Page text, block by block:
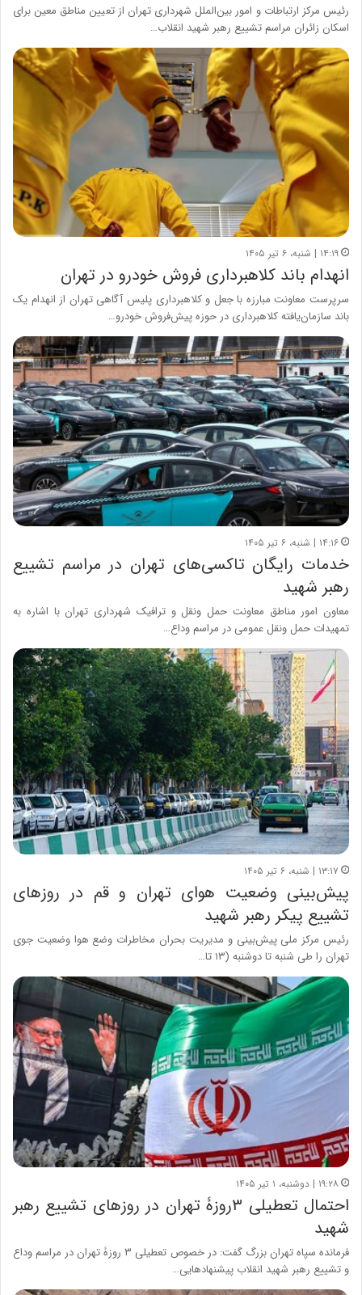
رئیس مرکز ارتباطات و امور بین‌الملل شهرداری تهران از تعیین مناطق معین برای
اسکان زائران مراسم تشییع رهبر شهید انقلاب…
۱۴:۱۹ | شنبه، ۶ تیر ۱۴۰۵
انهدام باند کلاهبرداری فروش خودرو در تهران
سرپرست معاونت مبارزه با جعل و کلاهبرداری پلیس آگاهی تهران از انهدام یک
باند سازمان‌یافته کلاهبرداری در حوزه پیش‌فروش خودرو…
۱۴:۱۶ | شنبه، ۶ تیر ۱۴۰۵
خدمات رایگان تاکسی‌های تهران در مراسم تشییع
رهبر شهید
معاون امور مناطق معاونت حمل‌ ونقل و ترافیک شهرداری تهران با اشاره به
تمهیدات حمل‌ ونقل عمومی در مراسم وداع…
۱۳:۱۷ | شنبه، ۶ تیر ۱۴۰۵
پیش‌بینی وضعیت هوای تهران و قم در روزهای
تشییع پیکر رهبر شهید
رئیس مرکز ملی پیش‌بینی و مدیریت بحران مخاطرات وضع هوا وضعیت جوی
تهران را طی شنبه تا دوشنبه (۱۳ تا…
۱۹:۲۸ | دوشنبه، ۱ تیر ۱۴۰۵
احتمال تعطیلی ۳روزۀ تهران در روزهای تشییع رهبر
شهید
فرمانده سپاه تهران بزرگ گفت: در خصوص تعطیلی ۳ روزۀ تهران در مراسم وداع
و تشییع رهبر شهید انقلاب پیشنهادهایی…